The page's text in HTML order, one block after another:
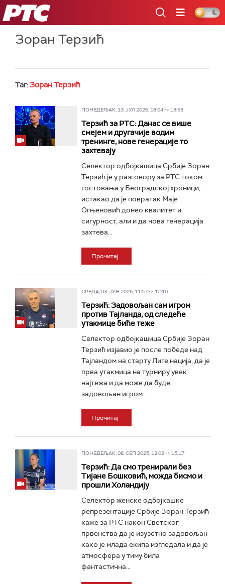
РТС
Зоран Терзић
Таг: Зоран Терзић
ПОНЕДЕЉАК, 13. ЈУЛ 2026, 18:04 -> 18:53
Терзић за РТС: Данас се више
смејем и другачије водим
тренинге, нове генерације то
захтевају
Селектор одбојкашица Србије Зоран
Терзић је у разговору за РТС током
гостовања у Београдској хроници,
истакао да је повратак Маје
Огњеновић донео квалитет и
сигурност, али и да нова генерација
захтева...
Прочитај
СРЕДА, 03. ЈУН 2026, 11:57 -> 12:10
Терзић: Задовољан сам игром
против Тајланда, од следеће
утакмице биће теже
Селектор одбојкашица Србије Зоран
Терзић изјавио је после победе над
Тајландом на старту Лиге нација, да је
прва утакмица на турниру увек
најтежа и да може да буде
задовољан игром...
Прочитај
ПОНЕДЕЉАК, 08. СЕП 2025, 13:03 -> 15:17
Терзић: Да смо тренирали без
Тијане Бошковић, можда бисмо и
прошли Холандију
Селектор женске одбојкашке
репрезентације Србије Зоран Терзић
каже за РТС након Светског
првенства да је изузетно задовољан
како је млада екипа изгледала и да је
атмосфера у тиму била
фантастична...